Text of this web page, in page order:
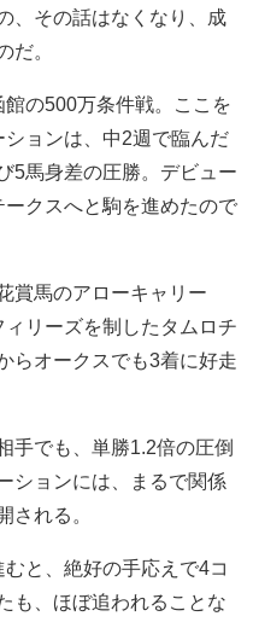
、その話はなくなり、成
だ。
の500万条件戦。ここを
ョンは、中2週で臨んだ
5馬身差の圧勝。デビュー
クスへと駒を進めたので
賞馬のアローキャリー
リーズを制したタムロチ
らオークスでも3着に好走
手でも、単勝1.2倍の圧倒
ションには、まるで関係
される。
と、絶好の手応えで4コ
も、ほぼ追われることな